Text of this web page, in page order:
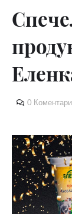
0 Коментари